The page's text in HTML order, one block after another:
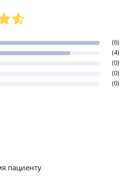
(6)
(4)
(0)
(0)
(0)
пациенту